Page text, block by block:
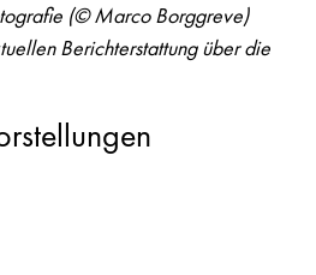
(© Marco Borggreve)
Berichterstattung über die